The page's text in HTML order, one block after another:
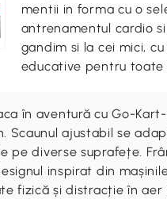
mentii in forma cu o
antrenamentul cardio
gandim si la cei mici,
educative pentru toate
în aventură cu Go-
Scaunul ajustabil se
pe diverse suprafețe.
inspirat din
fizică și distracție în aer